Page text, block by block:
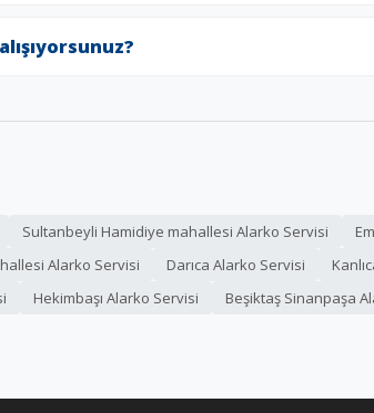
Sultanbeyli Hamidiye mahallesi Alarko Servisi
Alarko Servisi
Darıca Alarko Servisi
Hekimbaşı Alarko Servisi Beşiktaş Sinanpaşa